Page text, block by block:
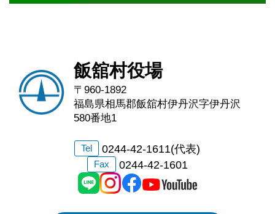
飯舘村役場
〒960-1892
福島県相馬郡飯舘村伊丹沢字伊丹沢
580番地1
Tel 0244-42-1611(代表)
Fax 0244-42-1601